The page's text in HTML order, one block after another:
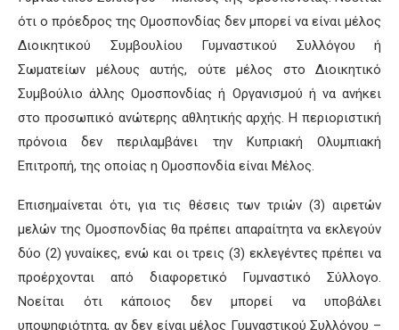
ότι ο πρόεδρος της Ομοσπονδίας δεν μπορεί να είναι μέλος
Διοικητικού Συμβουλίου Γυμναστικού Συλλόγου ή
Σωματείων μέλους αυτής, ούτε μέλος στο Διοικητικό
Συμβούλιο άλλης Ομοσπονδίας ή Οργανισμού ή να ανήκει
στο προσωπικό ανώτερης αθλητικής αρχής. Η περιοριστική
πρόνοια δεν περιλαμβάνει την Κυπριακή Ολυμπιακή
Επιτροπή, της οποίας η Ομοσπονδία είναι Μέλος.
Επισημαίνεται ότι, για τις θέσεις των τριών (3) αιρετών
μελών της Ομοσπονδίας θα πρέπει απαραίτητα να εκλεγούν
δύο (2) γυναίκες, ενώ και οι τρεις (3) εκλεγέντες πρέπει να
προέρχονται από διαφορετικό Γυμναστικό Σύλλογο.
Νοείται ότι κάποιος δεν μπορεί να υποβάλει
υποψηφιότητα, αν δεν είναι μέλος Γυμναστικού Συλλόγου –